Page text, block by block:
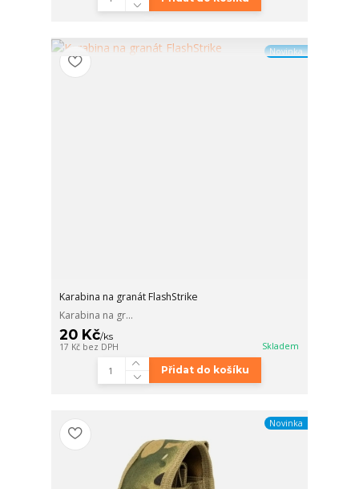
Novinka
Karabina na granát FlashStrike
Karabina na gr...
20 Kč/ks
17 Kč bez DPH Skladem
Přidat do košíku
Novinka